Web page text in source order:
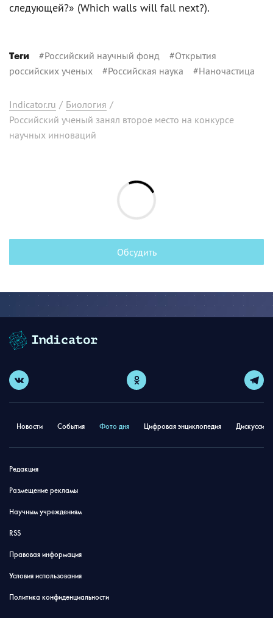
следующей?» (Which walls will fall next?).
Теги #Российский научный фонд #Открытия
российских ученых #Российская наука #Наночастица
Indicator.ru / Биология /
Российский ученый занял второе место на конкурсе
научных инноваций
Обсудить
Новости События Фото дня Цифровая энциклопедия
Редакция
Размещение рекламы
Научным учреждениям
RSS
Правовая информация
Условия использования
Политика конфиденциальности